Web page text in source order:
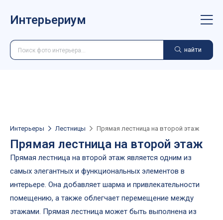
Интерьериум
найти
Интерьеры Лестницы Прямая лестница на второй этаж
Прямая лестница на второй этаж
Прямая лестница на второй этаж является одним из
самых элегантных и функциональных элементов в
интерьере. Она добавляет шарма и привлекательности
помещению, а также облегчает перемещение между
этажами. Прямая лестница может быть выполнена из